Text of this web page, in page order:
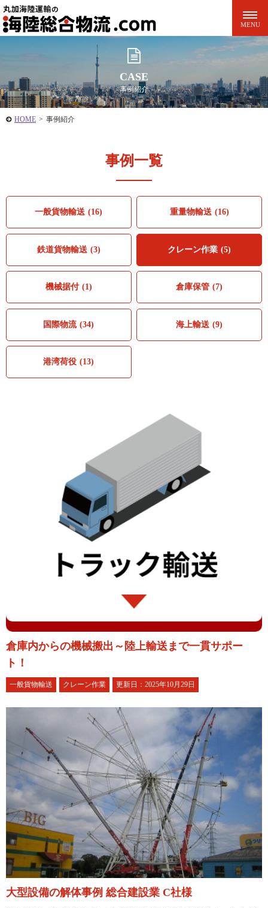
CASE
事例紹介
HOME > 事例紹介
事例一覧
一般貨物輸送 (16) 重量物輸送 (16)
鉄道貨物輸送 (3) クレーン作業 (5)
機械据付 (1) 倉庫保管 (7)
国際物流 (34) 海上輸送 (9)
港湾荷役 (13)
倉庫内からの機械搬出～陸上輸送まで一貫サポー
ト！
一般貨物輸送 クレーン作業 更新日：2025年10月29日
大型設備の解体事例 総合建設業 C社様